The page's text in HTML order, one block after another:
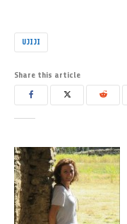
UJIJI
Share this article